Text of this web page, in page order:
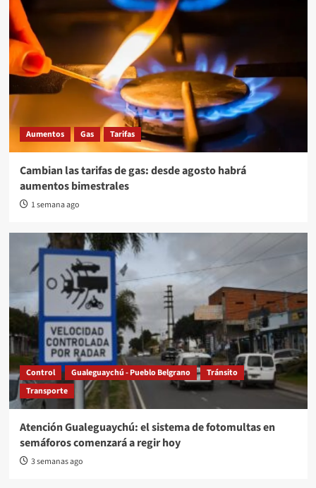
Aumentos Gas Tarifas
Cambian las tarifas de gas: desde agosto habrá
aumentos bimestrales
1 semana ago
Control Gualeguaychú - Pueblo Belgrano
Tránsito
Transporte
Atención Gualeguaychú: el sistema de fotomultas en
semáforos comenzará a regir hoy
3 semanas ago